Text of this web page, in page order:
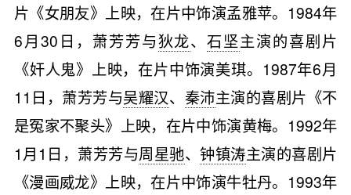
片《女朋友》上映，在片中饰演孟雅苹。1984年
6月30日，萧芳芳与狄龙、石坚主演的喜剧片
《奸人鬼》上映，在片中饰演美琪。1987年6月
11日，萧芳芳与吴耀汉、 秦沛主演的喜剧片《不
是冤家不聚头》上映，在片中饰演黄梅。1992年
1月1日，萧芳芳与周星驰、钟镇涛主演的喜剧片
《漫画威龙》上映，在片中饰演牛牡丹。1993年